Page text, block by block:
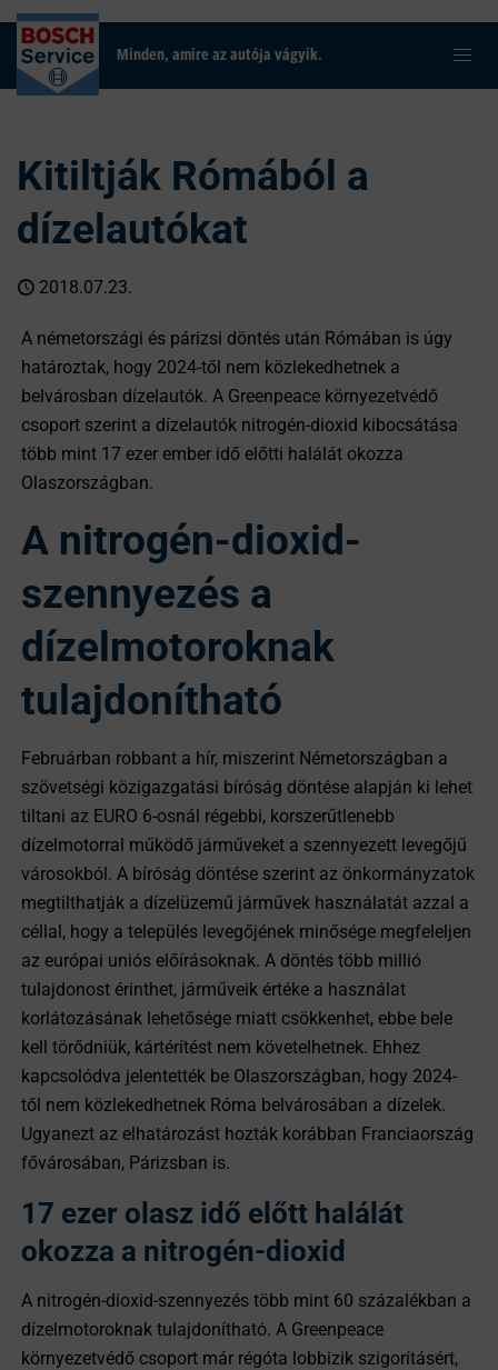
Minden, amire az autója vágyik.
Kitiltják Rómából a
dízelautókat
2018.07.23.
A németországi és párizsi döntés után Rómában is úgy
határoztak, hogy 2024-től nem közlekedhetnek a
belvárosban dízelautók. A Greenpeace környezetvédő
csoport szerint a dízelautók nitrogén-dioxid kibocsátása
több mint 17 ezer ember idő előtti halálát okozza
Olaszországban.
A nitrogén-dioxid-
szennyezés a
dízelmotoroknak
tulajdonítható
Februárban robbant a hír, miszerint Németországban a
szövetségi közigazgatási bíróság döntése alapján ki lehet
tiltani az EURO 6-osnál régebbi, korszerűtlenebb
dízelmotorral működő járműveket a szennyezett levegőjű
városokból. A bíróság döntése szerint az önkormányzatok
megtilthatják a dízelüzemű járművek használatát azzal a
céllal, hogy a település levegőjének minősége megfeleljen
az európai uniós előírásoknak. A döntés több millió
tulajdonost érinthet, járműveik értéke a használat
korlátozásának lehetősége miatt csökkenhet, ebbe bele
kell törődniük, kártérítést nem követelhetnek. Ehhez
kapcsolódva jelentették be Olaszországban, hogy 2024-
től nem közlekedhetnek Róma belvárosában a dízelek.
Ugyanezt az elhatározást hozták korábban Franciaország
fővárosában, Párizsban is.
17 ezer olasz idő előtt halálát
okozza a nitrogén-dioxid
A nitrogén-dioxid-szennyezés több mint 60 százalékban a
dízelmotoroknak tulajdonítható. A Greenpeace
környezetvédő csoport már régóta lobbizik szigorításért,